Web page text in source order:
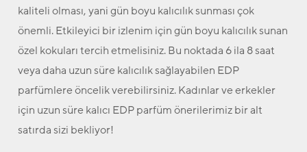
kaliteli olması, yani gün boyu kalıcılık sunması çok
önemli. Etkileyici bir izlenim için gün boyu kalıcılık sunan
özel kokuları tercih etmelisiniz. Bu noktada 6 ila 8 saat
veya daha uzun süre kalıcılık sağlayabilen EDP
parfümlere öncelik verebilirsiniz. Kadınlar ve erkekler
için uzun süre kalıcı EDP parfüm önerilerimiz bir alt
satırda sizi bekliyor!